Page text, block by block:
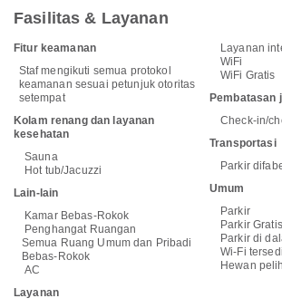
Fasilitas & Layanan
Fitur keamanan
Staf mengikuti semua protokol
keamanan sesuai petunjuk otoritas
setempat
Kolam renang dan layanan
kesehatan
Sauna
Hot tub/Jacuzzi
Lain-lain
Kamar Bebas-Rokok
Penghangat Ruangan
Semua Ruang Umum dan Pribadi
Bebas-Rokok
AC
Layanan
Layanan
WiFi
WiFi Gratis
Pembatasan
Check-in/
Transportasi
Parkir
Umum
Parkir
Parkir Gratis
Parkir di
Wi-Fi
Hewan